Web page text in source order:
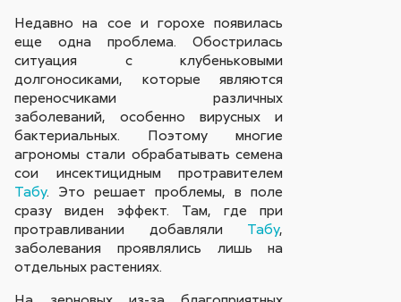
Недавно на сое и горохе появилась
еще одна проблема. Обострилась
ситуация с клубеньковыми
долгоносиками, которые являются
переносчиками различных
заболеваний, особенно вирусных и
бактериальных. Поэтому многие
агрономы стали обрабатывать семена
сои инсектицидным протравителем
Табу. Это решает проблемы, в поле
сразу виден эффект. Там, где при
протравливании добавляли Табу,
заболевания проявлялись лишь на
отдельных растениях.